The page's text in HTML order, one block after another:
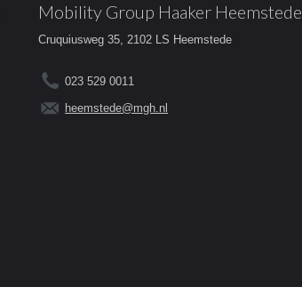
Mobility Group Haaker Heemstede
Cruquiusweg 35, 2102 LS Heemstede
023 529 0011
heemstede@mgh.nl